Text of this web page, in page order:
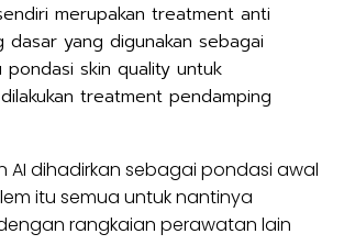
merupakan treatment anti
dasar yang digunakan sebagai
pondasi skin quality untuk
treatment pendamping
AI dihadirkan sebagai pondasi awal
itu semua untuk nantinya
rangkaian perawatan lain